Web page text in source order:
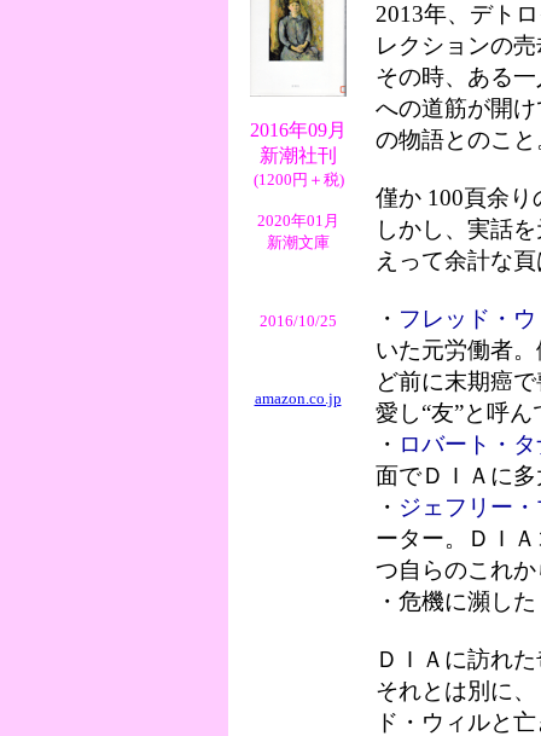
2016年09月
新潮社刊
(1200円＋税)
2020年01月
新潮文庫
2016/10/25
amazon.co.jp
2013年、デト
レクションの
その時、ある
への道筋が開
の物語とのこと
僅か 100頁余
しかし、実話
えって余計な
・ フレッド・
いた元労働者
ど前に末期癌
愛し“友”と呼
・ ロバート・
面でＤＩＡに
・ ジェフリー
ーター。ＤＩ
つ自らのこれ
・危機に瀕し
ＤＩＡに訪れ
それとは別に
ド・ウィルと